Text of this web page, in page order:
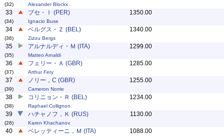
(32) Alexander Blockx
33
(34)
ブセ・Ｉ (PER)
Ignacio Buse
1350.00
34
(36)
ベルグス・Ｚ (BEL)
Zizou Bergs
1340.00
35
(35)
アルナルディ・Ｍ (ITA)
Matteo Arnaldi
1299.00
36
(37)
フェリー・Ａ (GBR)
Arthur Fery
1285.00
37
(39)
ノリー，C (GBR)
Cameron Norrie
1255.00
38
(38)
コリニョン・Ｒ (BEL)
Raphael Collignon
1234.00
39
(26)
ハチャノフ，Ｋ (RUS)
Karen Khachanov
1130.00
40 ベレッティーニ，Ｍ (ITA) 1088.00